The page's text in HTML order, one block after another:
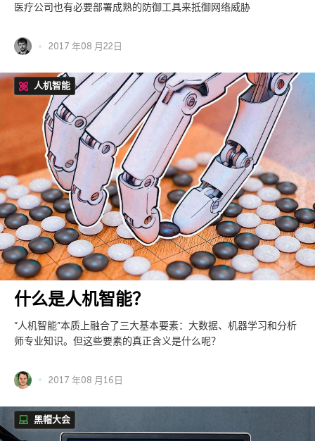
医疗公司也有必要部署成熟的防御工具来抵御网络威胁
2017 年08 月22日
人机智能
什么是人机智能？
“人机智能”本质上融合了三大基本要素：大数据、机器学习和分析
师专业知识。但这些要素的真正含义是什么呢？
2017 年08 月16日
黑帽大会